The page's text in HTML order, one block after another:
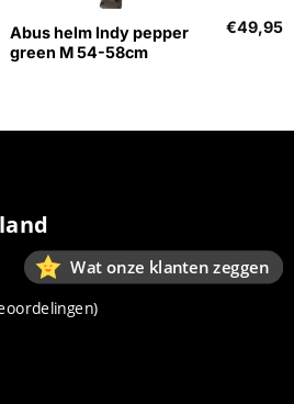
Abus helm Indy pepper
green M 54-58cm
€49,95
Wat onze klanten zeggen